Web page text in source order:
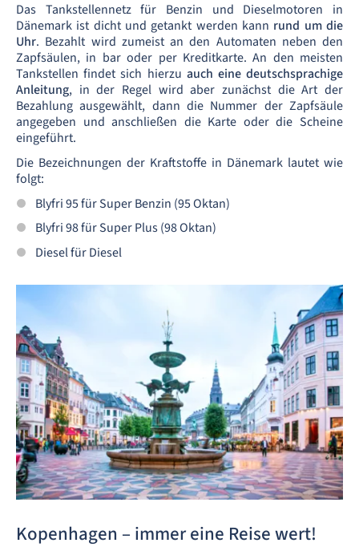
Das Tankstellennetz für Benzin und Dieselmotoren in
Dänemark ist dicht und getankt werden kann rund um die
Uhr. Bezahlt wird zumeist an den Automaten neben den
Zapfsäulen, in bar oder per Kreditkarte. An den meisten
Tankstellen findet sich hierzu auch eine deutschsprachige
Anleitung, in der Regel wird aber zunächst die Art der
Bezahlung ausgewählt, dann die Nummer der Zapfsäule
angegeben und anschließen die Karte oder die Scheine
eingeführt.
Die Bezeichnungen der Kraftstoffe in Dänemark lautet wie
folgt:
Blyfri 95 für Super Benzin (95 Oktan)
Blyfri 98 für Super Plus (98 Oktan)
Diesel für Diesel
Kopenhagen – immer eine Reise wert!